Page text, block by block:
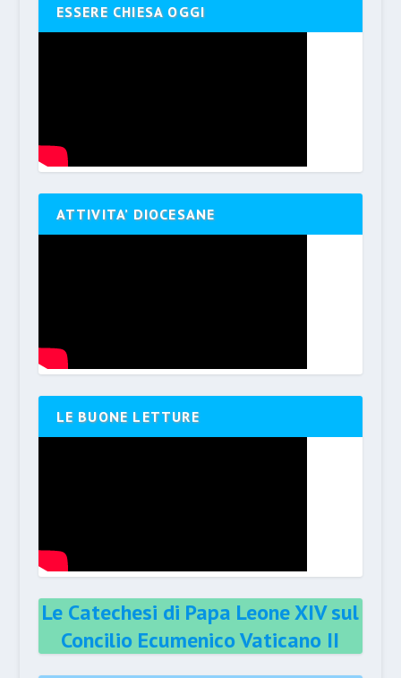
ESSERE CHIESA OGGI
ATTIVITA’ DIOCESANE
LE BUONE LETTURE
Le Catechesi di Papa Leone XIV sul
Concilio Ecumenico Vaticano II